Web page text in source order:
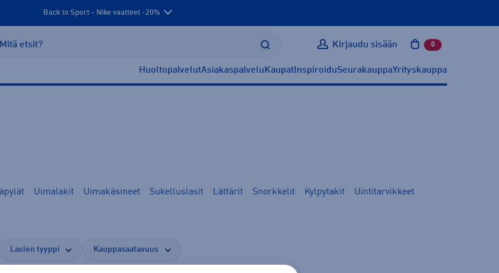
Back to Sport - Nike vaatteet -20%
Kirjaudu sisään 0 tuotetta
HuoltopalvelutAsiakaspalvelu Kaupat InspiroiduSeurakauppaYrityskauppa
Uimalakit Uimakäsineet Sukelluslasit Lättärit Snorkkelit Kylpytakit Uintitarvikkeet
Lasien tyyppi Kauppasaatavuus